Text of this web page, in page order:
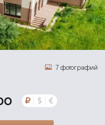
7 фотографий